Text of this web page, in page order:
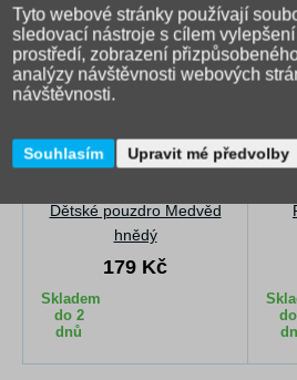
Dětské pouzdro Medvěd
hnědý
179 Kč
Skladem
do 2
dnů
Tyto webové stránky používají
sledovací nástroje s cílem
prostředí, zobrazení
analýzy návštěvnosti webových
návštěvnosti.
Souhlasím Upravit mé předvolby